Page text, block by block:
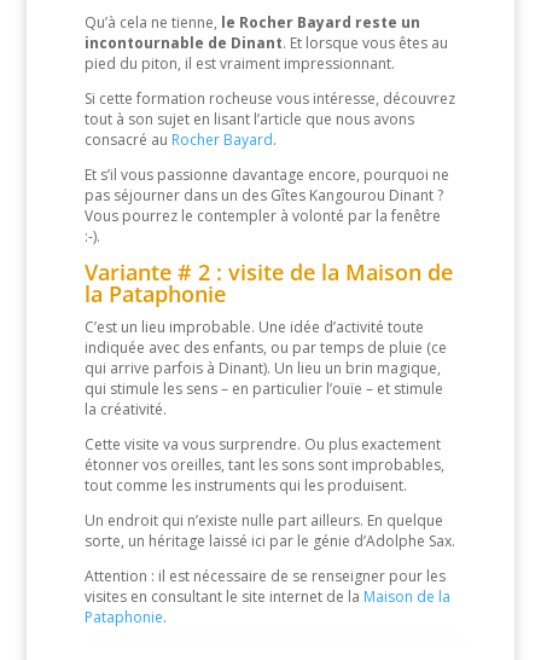
Qu’à cela ne tienne, le Rocher Bayard reste un
incontournable de Dinant. Et lorsque vous êtes au
pied du piton, il est vraiment impressionnant.
Si cette formation rocheuse vous intéresse, découvrez
tout à son sujet en lisant l’article que nous avons
consacré au Rocher Bayard.
Et s’il vous passionne davantage encore, pourquoi ne
pas séjourner dans un des Gîtes Kangourou Dinant ?
Vous pourrez le contempler à volonté par la fenêtre
:-).
Variante # 2 : visite de la Maison de
la Pataphonie
C’est un lieu improbable. Une idée d’activité toute
indiquée avec des enfants, ou par temps de pluie (ce
qui arrive parfois à Dinant). Un lieu un brin magique,
qui stimule les sens – en particulier l’ouïe – et stimule
la créativité.
Cette visite va vous surprendre. Ou plus exactement
étonner vos oreilles, tant les sons sont improbables,
tout comme les instruments qui les produisent.
Un endroit qui n’existe nulle part ailleurs. En quelque
sorte, un héritage laissé ici par le génie d’Adolphe Sax.
Attention : il est nécessaire de se renseigner pour les
visites en consultant le site internet de la Maison de la
Pataphonie.